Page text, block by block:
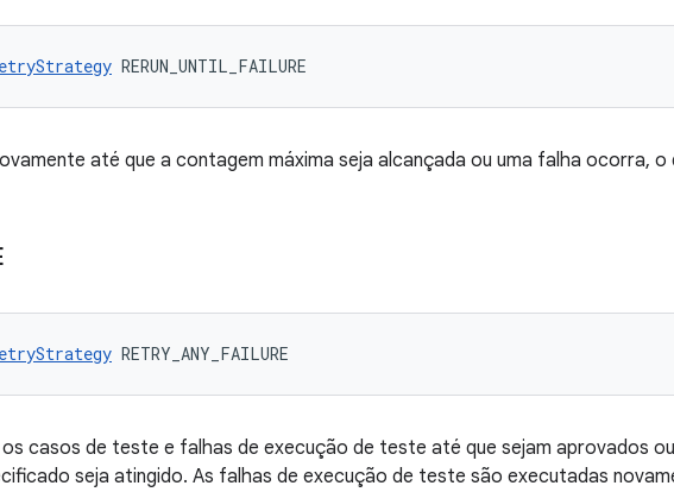
RERUN_UNTIL_FAILURE
até que a contagem máxima seja alcançada ou uma falha ocorra,
RETRY_ANY_FAILURE
casos de teste e falhas de execução de teste até que sejam aprovados
seja atingido. As falhas de execução de teste são executadas